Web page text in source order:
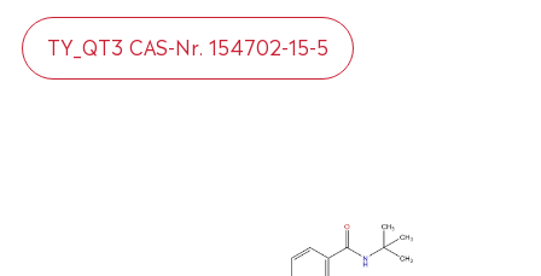
TY_QT3 CAS-Nr. 154702-15-5